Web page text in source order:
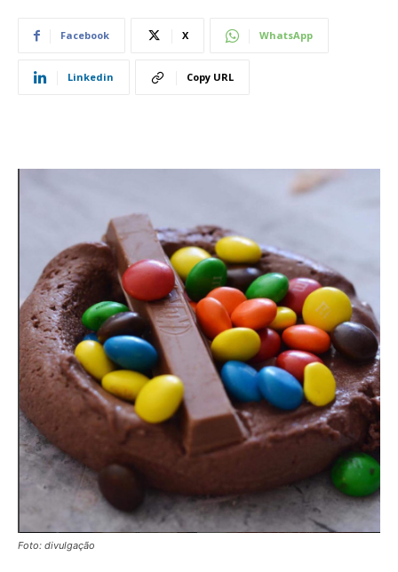
Facebook X WhatsApp
Linkedin Copy URL
Foto: divulgação